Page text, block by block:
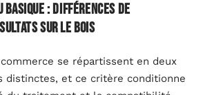
basique : différences de
sur le bois
se répartissent en deux
distinctes, et ce critère conditionne